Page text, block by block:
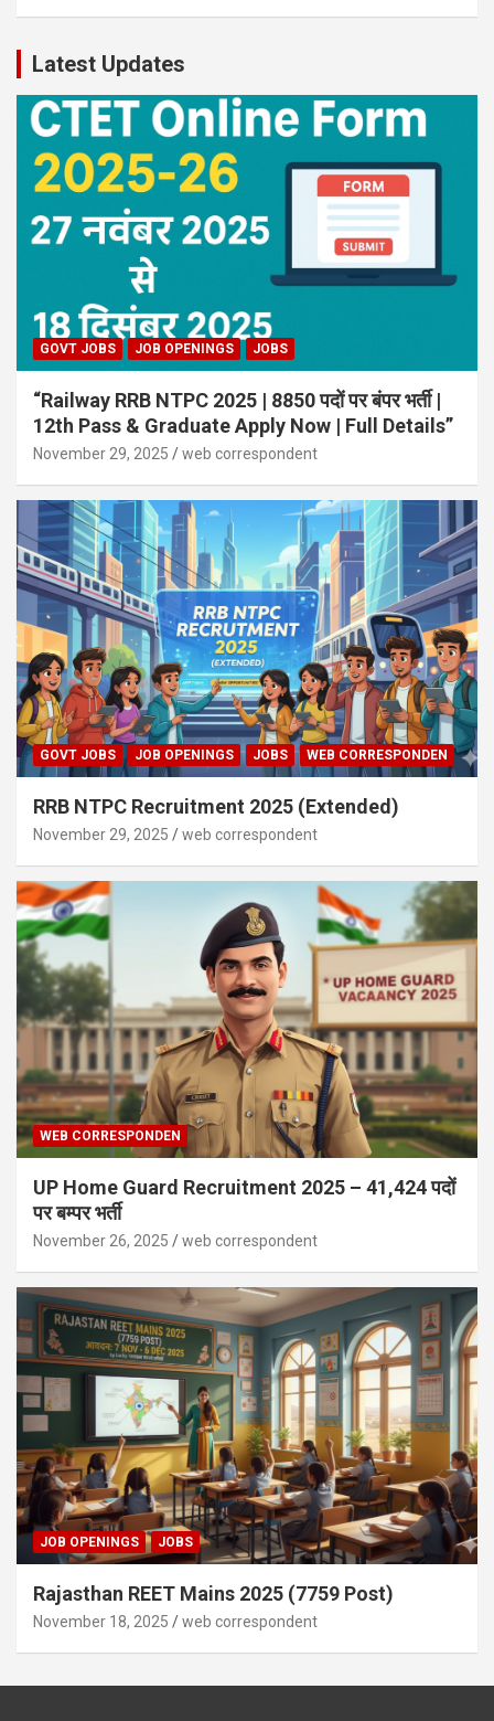
Latest Updates
GOVT JOBS JOB OPENINGS JOBS
“Railway RRB NTPC 2025 | 8850 पदों पर बंपर भर्ती |
12th Pass & Graduate Apply Now | Full Details”
November 29, 2025 web correspondent
GOVT JOBS JOB OPENINGS JOBS WEB CORRESPONDEN
RRB NTPC Recruitment 2025 (Extended)
November 29, 2025 web correspondent
WEB CORRESPONDEN
UP Home Guard Recruitment 2025 – 41,424 पदों
पर बम्पर भर्ती
November 26, 2025 web correspondent
JOB OPENINGS JOBS
Rajasthan REET Mains 2025 (7759 Post)
November 18, 2025 web correspondent